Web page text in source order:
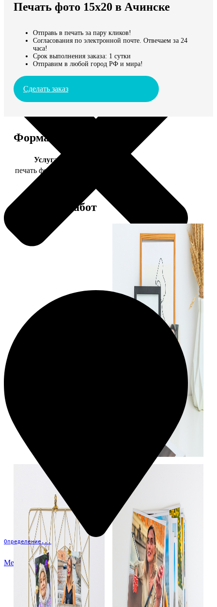
Мы доставляем по всему миру
Продолжить без города
Определение...
Меню
Печать фото 15х20 в Ачинске
Отправь в печать за пару кликов!
Согласования по электронной почте. Отвечаем за 24
часа!
Срок выполнения заказа: 1 сутки
Отправим в любой город РФ и мира!
Сделать заказ
Форматы и цены
Услуга
печать фото 15х20
Примеры работ